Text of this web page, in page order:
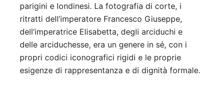
parigini e londinesi. La fotografia di corte, i
ritratti dell’imperatore Francesco Giuseppe,
dell’imperatrice Elisabetta, degli arciduchi e
delle arciduchesse, era un genere in sé, con i
propri codici iconografici rigidi e le proprie
esigenze di rappresentanza e di dignità formale.